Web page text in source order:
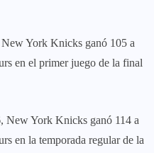
York Knicks ganó 105 a
en el primer juego de la final
New York Knicks ganó 114 a
en la temporada regular de la